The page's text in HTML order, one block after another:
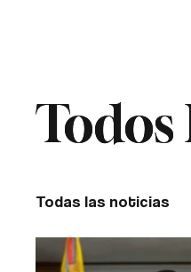
Todas las noticias